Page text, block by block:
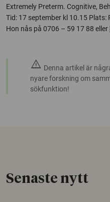
Extremely Preterm. Cognitive,
Tid: 17 september kl 10.15
Hon nås på 0706 – 59 17 88 eller
warning Denna artikel är
nyare forskning om
sökfunktion!
Senaste nytt